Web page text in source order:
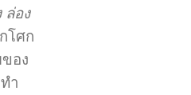
ล่อง
โศก
อง
ำ